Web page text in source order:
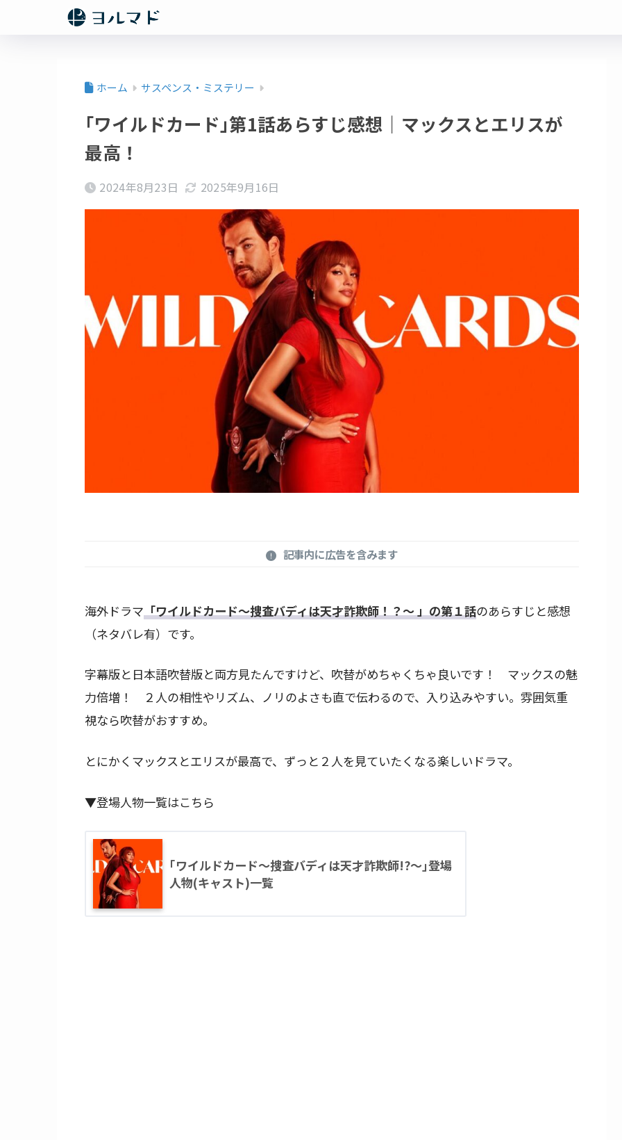
ホーム サスペンス・ミステリー
｢ワイルドカード｣第1話あらすじ感想｜マックスとエリスが
最高！
2024年8月23日 2025年9月16日
記事内に広告を含みます
海外ドラマ 「ワイルドカード～捜査バディは天才詐欺師！？～ 」の第１話のあらすじと感想
（ネタバレ有）です。
字幕版と日本語吹替版と両方見たんですけど、吹替がめちゃくちゃ良いです！ マックスの魅
力倍増！ ２人の相性やリズム、ノリのよさも直で伝わるので、入り込みやすい。雰囲気重
視なら吹替がおすすめ。
とにかくマックスとエリスが最高で、ずっと２人を見ていたくなる楽しいドラマ。
▼登場人物一覧はこちら
｢ワイルドカード～捜査バディは天才詐欺師!?～｣登場
人物(キャスト)一覧